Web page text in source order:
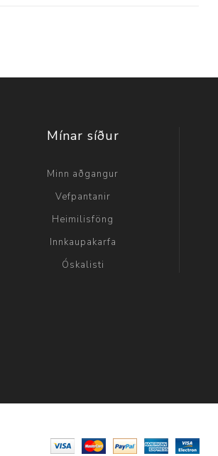
Mínar síður
Minn aðgangur
Vefpantanir
Heimilisföng
Innkaupakarfa
Óskalisti